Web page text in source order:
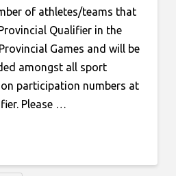
of athletes/teams that
Qualifier in the
Games and will be
amongst all sport
participation numbers at
Please …